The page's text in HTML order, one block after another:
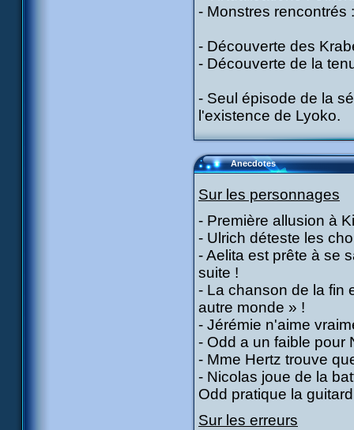
- Monstres rencontrés
- Découverte des
- Découverte de la
- Seul épisode de la
l'existence de Lyoko.
Anecdotes
Sur les personnages
- Première allusion à
- Ulrich déteste les
- Aelita est prête à se
suite !
- La chanson de la fin
autre monde » !
- Jérémie n'aime
- Odd a un faible pour
- Mme Hertz trouve
- Nicolas joue de la
Odd pratique la
Sur les erreurs